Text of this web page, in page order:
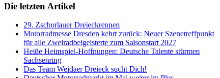
Die letzten Artikel
29. Zschorlauer Dreieckrennen
Motorradmesse Dresden kehrt zurück: Neuer Szenetreffpunkt
für alle Zweiradbeigeisterte zum Saisonstart 2027
Heiße Heimspiel-Hoffnungen: Deutsche Talente stürmen
Sachsenring
Das Team Weidaer Dreieck sucht Dich!